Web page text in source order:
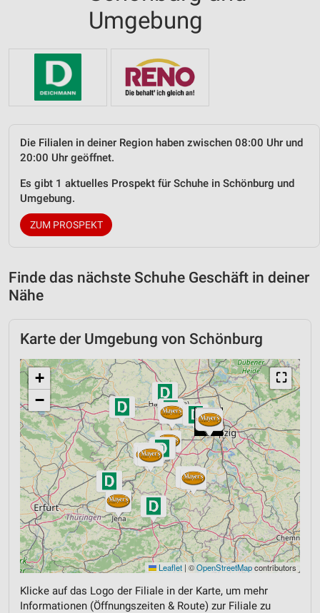
Umgebung
Die Filialen in deiner Region haben zwischen 08:00 Uhr und
20:00 Uhr geöffnet.
Es gibt 1 aktuelles Prospekt für Schuhe in Schönburg und
Umgebung.
ZUM PROSPEKT
Finde das nächste Schuhe Geschäft in deiner
Nähe
Karte der Umgebung von Schönburg
⛶
+
−
Leaflet | ©OpenStreetMapcontributors
Klicke auf das Logo der Filiale in der Karte, um mehr
Informationen (Öffnungszeiten & Route) zur Filiale zu